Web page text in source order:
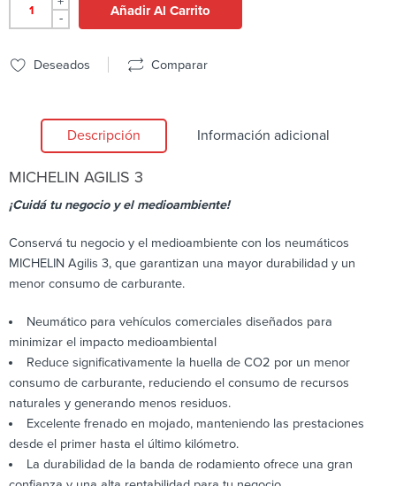
-
Añadir Al Carrito
Deseados Comparar
Descripción Información adicional
MICHELIN AGILIS 3
¡Cuidá tu negocio y el medioambiente!
Conservá tu negocio y el medioambiente con los neumáticos
MICHELIN Agilis 3, que garantizan una mayor durabilidad y un
menor consumo de carburante.
Neumático para vehículos comerciales diseñados para
minimizar el impacto medioambiental
Reduce significativamente la huella de CO2 por un menor
consumo de carburante, reduciendo el consumo de recursos
naturales y generando menos residuos.
Excelente frenado en mojado, manteniendo las prestaciones
desde el primer hasta el último kilómetro.
La durabilidad de la banda de rodamiento ofrece una gran